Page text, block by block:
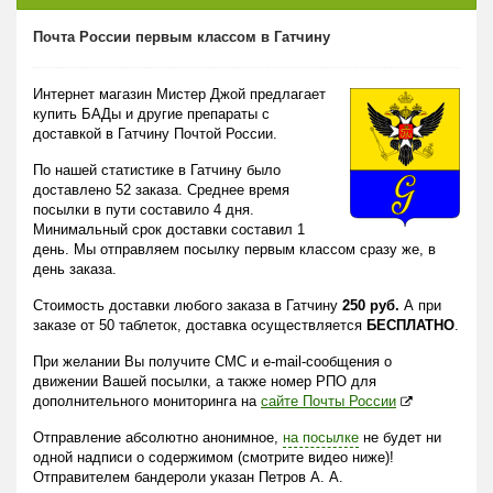
Почта России первым классом в Гатчину
Интернет магазин Мистер Джой предлагает
купить БАДы и другие препараты с
доставкой в Гатчину Почтой России.
По нашей статистике в Гатчину было
доставлено 52 заказа. Среднее время
посылки в пути составило 4 дня.
Минимальный срок доставки составил 1
день. Мы отправляем посылку первым классом сразу же, в
день заказа.
Стоимость доставки любого заказа в Гатчину 250 руб. А при
заказе от 50 таблеток, доставка осуществляется БЕСПЛАТНО.
При желании Вы получите СМС и e-mail-сообщения о
движении Вашей посылки, а также номер РПО для
дополнительного мониторинга на сайте Почты России
Отправление абсолютно анонимное, на посылке не будет ни
одной надписи о содержимом (смотрите видео ниже)!
Отправителем бандероли указан Петров А. А.